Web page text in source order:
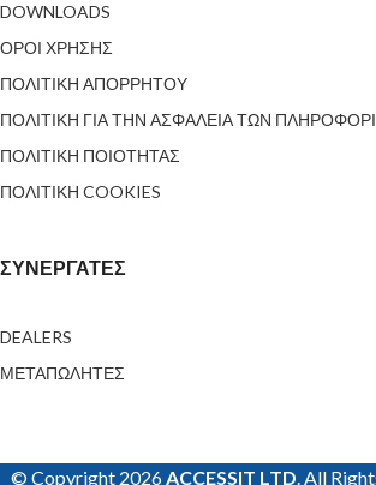
DOWNLOADS
ΟΡΟΙ ΧΡΗΣΗΣ
ΠΟΛΙΤΙΚΗ ΑΠΟΡΡΗΤΟΥ
ΠΟΛΙΤΙΚΗ ΓΙΑ ΤΗΝ ΑΣΦΑΛΕΙΑ ΤΩΝ
ΠΟΛΙΤΙΚΗ ΠΟΙΟΤΗΤΑΣ
ΠΟΛΙΤΙΚΗ COOKIES
ΣΥΝΕΡΓΑΤΕΣ
DEALERS
ΜΕΤΑΠΩΛΗΤΕΣ
© Copyright 2026ACCESSIT LTD. All